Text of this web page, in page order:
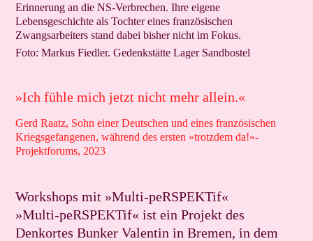
Erinnerung an die NS-Verbrechen. Ihre eigene
Lebensgeschichte als Tochter eines französischen
Zwangsarbeiters stand dabei bisher nicht im Fokus.
Foto: Markus Fiedler. Gedenkstätte Lager Sandbostel
»Ich fühle mich jetzt nicht mehr allein.«
Gerd Raatz, Sohn einer Deutschen und eines französischen
Kriegsgefangenen, während des ersten »trotzdem da!«-
Projektforums, 2023
Workshops mit »Multi-peRSPEKTif«
»Multi-peRSPEKTif« ist ein Projekt des
Denkortes Bunker Valentin in Bremen, in dem